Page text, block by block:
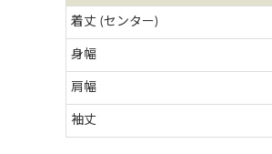
着丈 (センター)
身幅
肩幅
袖丈